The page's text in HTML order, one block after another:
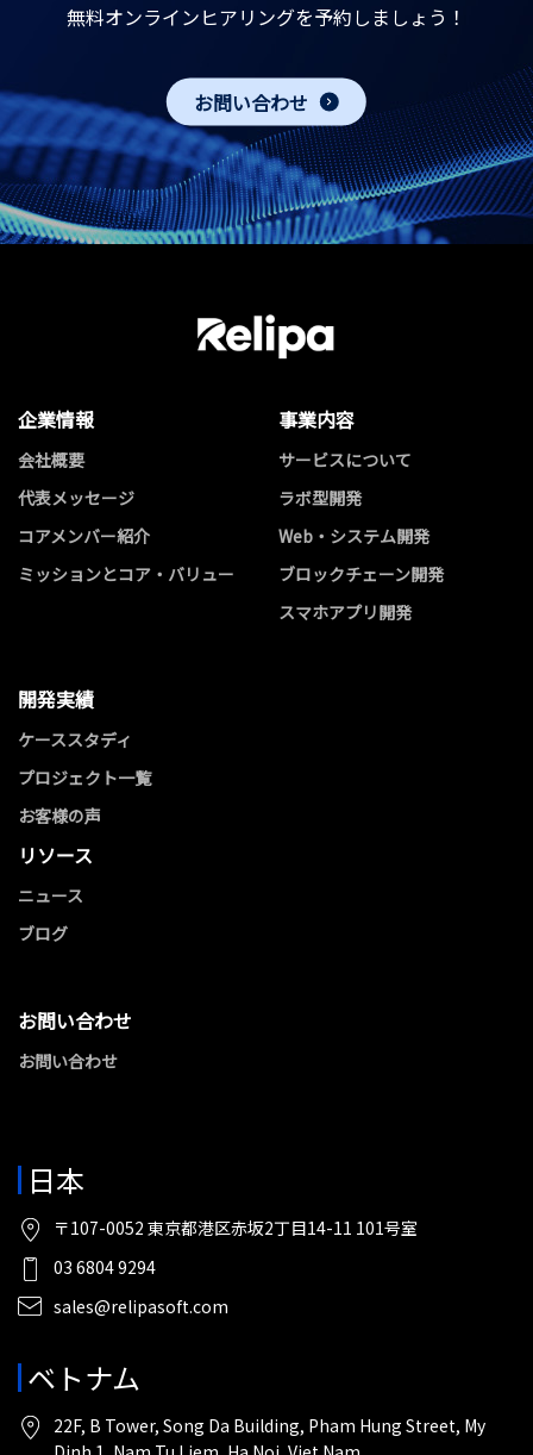
無料オンラインヒアリングを予約しましょう！
お問い合わせ
企業情報
会社概要
代表メッセージ
コアメンバー紹介
ミッションとコア・バリュー
事業内容
サービスについて
ラボ型開発
Web・システム開発
ブロックチェーン開発
スマホアプリ開発
開発実績
ケーススタディ
プロジェクト一覧
お客様の声
リソース
ニュース
ブログ
お問い合わせ
お問い合わせ
日本
〒107-0052 東京都港区赤坂2丁目14-11 101号室
03 6804 9294
sales@relipasoft.com
ベトナム
22F, B Tower, Song Da Building, Pham Hung Street, My